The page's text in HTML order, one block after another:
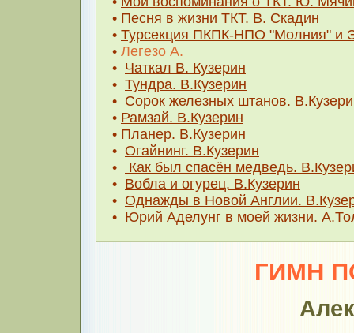
• Песня в жизни ТКТ. В. Скадин
• Турсекция ПКПК-НПО "Молния" и
• Легезо А.
• Чаткал В. Кузерин
• Тундра. В.Кузерин
• Сорок железных штанов.
• Рамзай. В.Кузерин
• Планер. В.Кузерин
• Огайнинг. В.Кузерин
•
Как был спасён медведь.
• Вобла и огурец. В.Кузерин
• Однажды в Новой Англии.
• Юрий Аделунг в моей жизни.
ГИМН